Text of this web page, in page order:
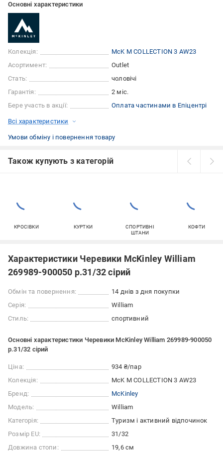
Основні характеристики
Колекція:
McK M COLLECTION 3 AW23
Асортимент:
Outlet
Стать:
чоловічі
Гарантія:
2 міс.
Бере участь в акції:
Оплата частинами в Епіцентрі
Всі характеристики
Умови обміну і повернення товару
Також купують з категорій
КРОСІВКИ КУРТКИ
СПОРТИВНІ
ШТАНИ
КОФТИ
Характеристики Черевики McKinley William
269989-900050 р.31/32 сірий
Обмін та повернення:
14 днів з дня покупки
Серія:
William
Стиль:
спортивний
Основні характеристики Черевики McKinley William 269989-900050
р.31/32 сірий
Ціна:
934 ₴/пар
Колекція:
McK M COLLECTION 3 AW23
Бренд:
McKinley
Модель:
William
Категорія:
Туризм і активний відпочинок
Розмір EU:
31/32
Довжина стопи:
19,6 см